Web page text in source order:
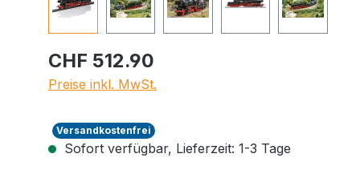
CHF 512.90
Preise inkl. MwSt.
Versandkostenfrei
Sofort verfügbar, Lieferzeit: 1-3 Tage